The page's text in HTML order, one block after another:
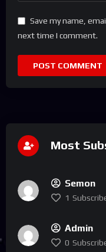
Save my name,
next time I comment.
Most
Semon
1
Admin
0